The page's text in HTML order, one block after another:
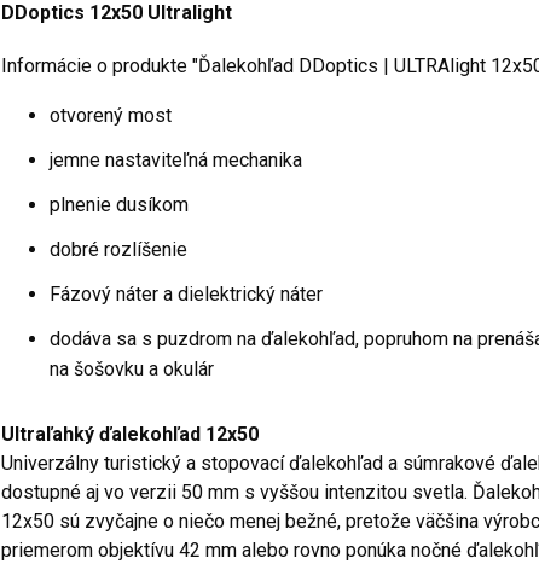
DDoptics 12x50 Ultralight
Informácie o produkte "Ďalekohľad DDoptics | ULTRAlight
otvorený most
jemne nastaviteľná mechanika
plnenie dusíkom
dobré rozlíšenie
Fázový náter a dielektrický náter
dodáva sa s puzdrom na ďalekohľad, popruhom na
na šošovku a okulár
Ultraľahký ďalekohľad 12x50
Univerzálny turistický a stopovací ďalekohľad a súmrakové
dostupné aj vo verzii 50 mm s vyššou intenzitou svetla.
12x50 sú zvyčajne o niečo menej bežné, pretože väčšina
priemerom objektívu 42 mm alebo rovno ponúka nočné